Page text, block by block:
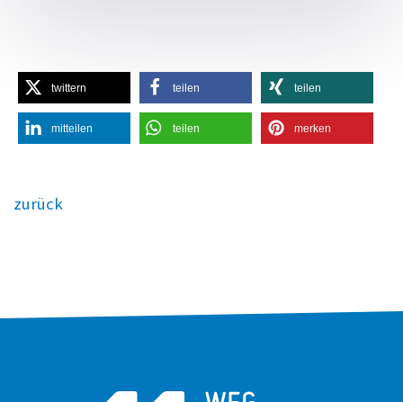
twittern teilen teilen
mitteilen teilen merken
zurück